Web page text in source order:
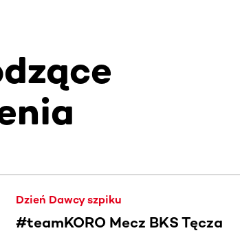
w poziomie. Użyj klawisza Tab lub
Dzień Dawcy szpiku
#teamKORO Mecz BKS Tęcza